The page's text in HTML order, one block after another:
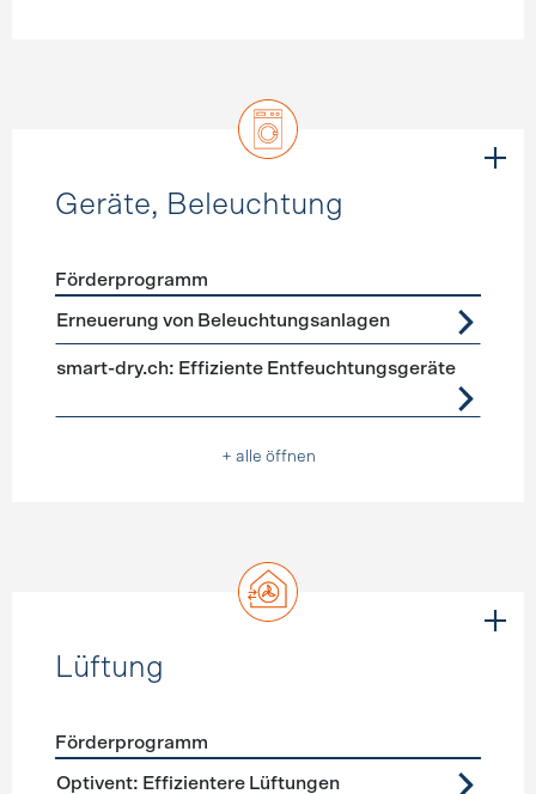
Geräte, Beleuchtung
Förderprogramme Geräte, Beleuchtung
Förderprogramm
Erneuerung von Beleuchtungsanlagen
smart-dry.ch: Effiziente Entfeuchtungsgeräte
+ alle öffnen
Lüftung
Förderprogramme Lüftung
Förderprogramm
Optivent: Effizientere Lüftungen